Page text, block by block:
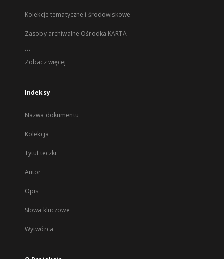
Kolekcje tematyczne i środowiskowe
Zasoby archiwalne Ośrodka KARTA
...
Zobacz więcej
Indeksy
Nazwa dokumentu
Kolekcja
Tytuł teczki
Autor
Opis
Słowa kluczowe
Wytwórca